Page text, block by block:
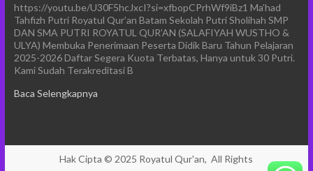
https://youtu.be/U30F5hcJxcI?si=xfbopCPrhWf9iBz1 Ma’had
Tahfizh Putri Royatul Qur’an Batam Sekolah Putri Sholihah SMP
DAN SMA PUTRI ROYATUL QUR’AN (SALAFIYAH WUSTHO &
ULYA) Membuka Penerimaan Peserta Didik Baru Tahun Pelajaran
2025-2026 Daftar Segera Kuota Terbatas, Hanya untuk 30 Putri.
Kami Sudah Terakreditasi B
Baca Selengkapnya
Hak Cipta © 2025 Royatul Qur'an, All Rights